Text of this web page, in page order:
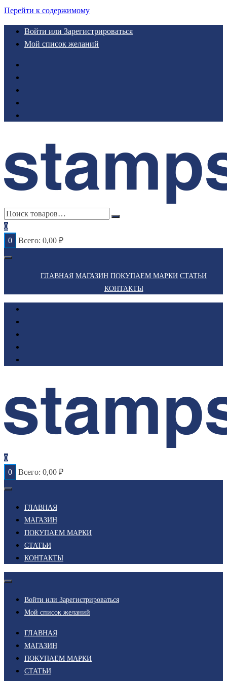
Перейти к содержимому
Войти или Зарегистрироваться
Мой список желаний
0
0
Всего: 0,00 ₽
ГЛАВНАЯ МАГАЗИН ПОКУПАЕМ МАРКИ СТАТЬИ
КОНТАКТЫ
0
0
Всего: 0,00 ₽
ГЛАВНАЯ
МАГАЗИН
ПОКУПАЕМ МАРКИ
СТАТЬИ
КОНТАКТЫ
Войти или Зарегистрироваться
Мой список желаний
ГЛАВНАЯ
МАГАЗИН
ПОКУПАЕМ МАРКИ
СТАТЬИ